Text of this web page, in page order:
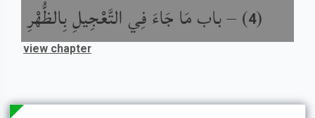
(
4
) –باب مَا جَاءَ فِي التَّعْجِيلِ بِالظُّهْرِ
view chapter